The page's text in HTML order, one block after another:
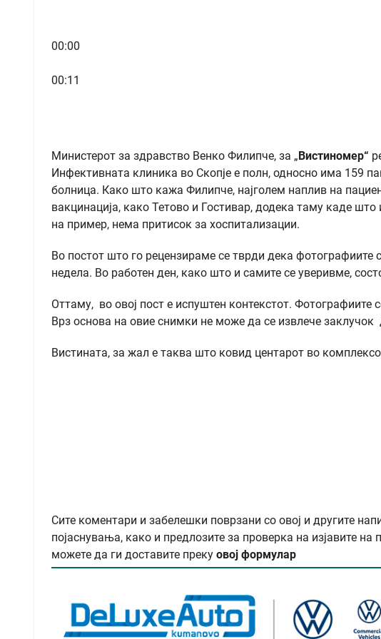
00:00
00:11
Министерот за здравство Венко Филипче, за „Вистиномер“
Инфективната клиника во Скопје е полн, односно има 159
болница. Како што кажа Филипче, најголем наплив на
вакцинација, како Тетово и Гостивар, додека таму каде
на пример, нема притисок за хоспитализации.
Во постот што го рецензираме се тврди дека фотографиите
недела. Во работен ден, како што и самите се уверивме,
Оттаму, во овој пост е испуштен контекстот. Фотографиите
Врз основа на овие снимки не може да се извлече зaклучок
Вистината, за жал е таква што ковид центарот во
Сите коментари и забелешки поврзани со овој и другите
појаснувања, како и предлозите за проверка на изјавите
можете да ги доставите преку овој формулар